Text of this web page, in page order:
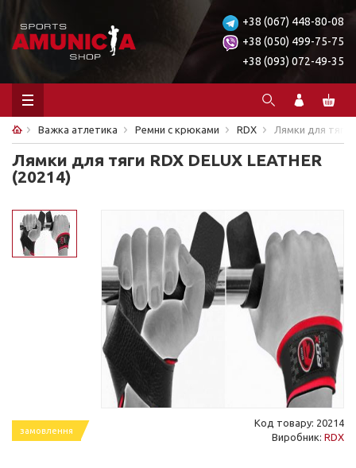
+38 (067) 448-80-08
+38 (050) 499-75-75
+38 (093) 072-49-35
Важка атлетика Ремни с крюками RDX Лямки для тяги
Лямки для тяги RDX DELUX LEATHER
(20214)
замовлення
Код товару: 20214
Виробник: RDX